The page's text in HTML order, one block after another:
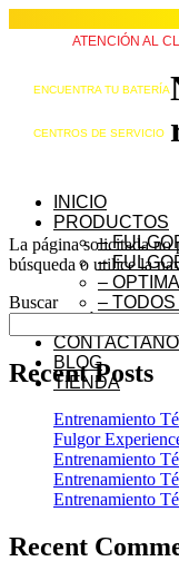
ATENCIÓN AL
ENCUENTRA TU BATERÍA
CENTROS DE SERVICIO
INICIO
PRODUCTOS
–
–
– OPTIMA
–
BLOG
TIENDA
La página solicitada no
búsqueda o utilice la
Buscar
Recent Posts
Entrenamiento
Fulgor
Entrenamiento
Entrenamiento
Entrenamiento
Recent